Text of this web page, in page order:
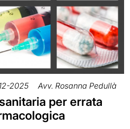
2025 Avv. Rosanna Pedullà
per errata